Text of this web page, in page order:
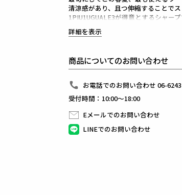
清涼感があり、且つ伸縮することで
1PIU1UGUALE3が得意とするシャー
高機能ストレッチ素材と 3Dパターン
細身ながらストレスのない着心地をキ
快適性とドレス性を兼ね備えシーン
今季はセミピークドラペルのダブル
組下のスラックスはテーパードの美し
ピンタックを入れたフロントのセン
裾始末はクラシックなダブル仕立て。
ウエストシャーリングリブとドロー
ドローコードを内側に落とすことで
前開きはZIPPERフライ、釦は
詳細を表示
商品についてのお問い合わせ
お電話でのお問い合わせ 06-
受付時間：10:00～18:00
Eメールでのお問い合わせ
LINEでのお問い合わせ